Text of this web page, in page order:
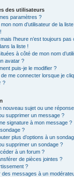
des utilisateurs
paramètres ?
nom d’utilisateur de la
l’heure n’est toujours pas
la liste !
à côté de mon nom
avatar ?
puis-je le modifier ?
de me connecter lorsque je
?
nouveau sujet ou une
supprimer un message ?
signature à mon message ?
?
plus d’options à un
supprimer un sondage ?
à un forum ?
de pièces jointes ?
?
messages à un